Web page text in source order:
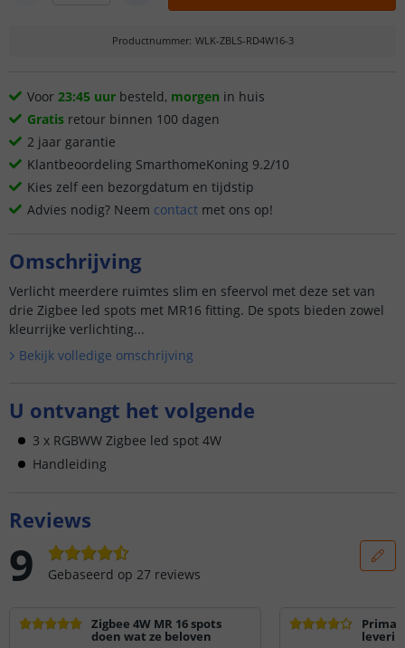
Productnummer: WLK-ZBLS-RD4W16-3
Voor 23:45 uur besteld, morgen in huis
Gratis retour binnen 100 dagen
2 jaar garantie
Klantbeoordeling SmarthomeKoning 9.2/10
Kies zelf een bezorgdatum en tijdstip
Advies nodig? Neem contact met ons op!
Omschrijving
Verlicht meerdere ruimtes slim en sfeervol met deze set van
drie Zigbee led spots met MR16 fitting. De spots bieden zowel
kleurrijke verlichting...
Bekijk volledige omschrijving
U ontvangt het volgende
3 x RGBWW Zigbee led spot 4W
Handleiding
Reviews
9 Gebaseerd op 27 reviews
Zigbee 4W MR 16 spots
doen wat ze beloven
Prima